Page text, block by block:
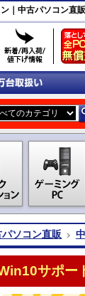
｜中古パソコン直販
ソコン直販
サポー